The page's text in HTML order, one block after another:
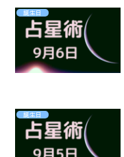
誕生日
誕生日